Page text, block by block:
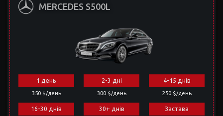
MERCEDES S500L
1 день
350 $/день
2-3 дні
300 $/день
4-15 днів
250 $/день
16-30 днів 30+ днів Застава